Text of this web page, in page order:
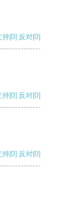
持[0] 反对[0]
持[0] 反对[0]
持[0] 反对[0]